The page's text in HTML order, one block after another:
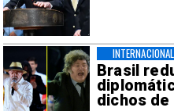
Brasil
dichos de
INTERNACIONAL